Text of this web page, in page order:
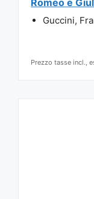
Guccini,
Prezzo tasse incl.,